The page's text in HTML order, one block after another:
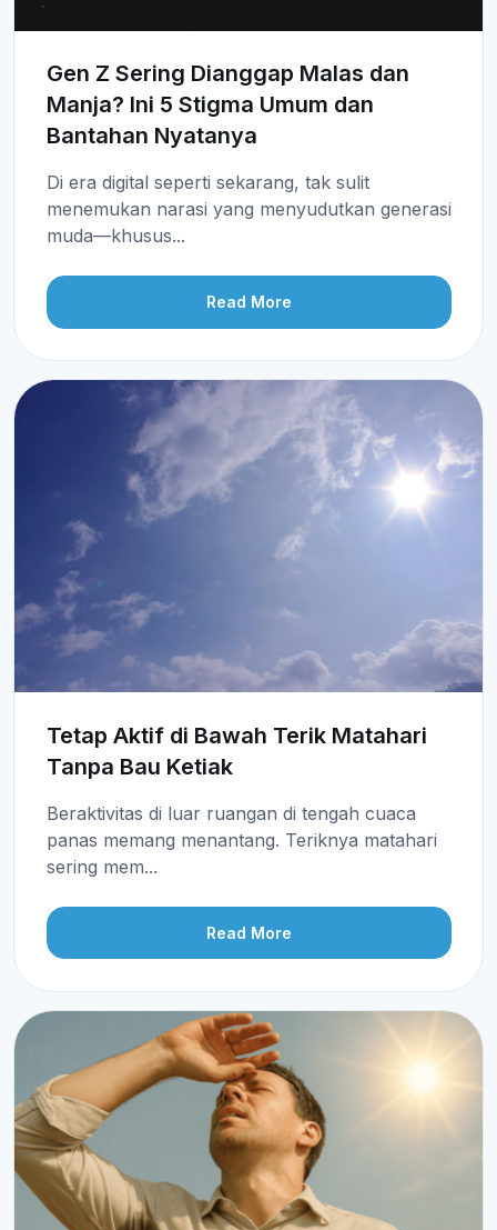
Gen Z Sering Dianggap Malas dan
Manja? Ini 5 Stigma Umum dan
Bantahan Nyatanya
Di era digital seperti sekarang, tak sulit
menemukan narasi yang menyudutkan generasi
muda—khusus...
Read More
Tetap Aktif di Bawah Terik Matahari
Tanpa Bau Ketiak
Beraktivitas di luar ruangan di tengah cuaca
panas memang menantang. Teriknya matahari
sering mem...
Read More